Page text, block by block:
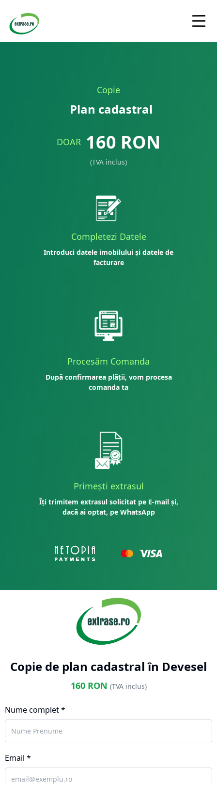
Copie
Plan cadastral
DOAR 160 RON
(TVA inclus)
Completezi Datele
Introduci datele imobilului și datele de
facturare
Procesăm Comanda
După confirmarea plății, vom procesa
comanda ta
Primești extrasul
Îți trimitem extrasul solicitat pe E-mail și,
dacă ai optat, pe WhatsApp
Copie de plan cadastral în Devesel
160RON (TVA inclus)
Nume complet *
Email *